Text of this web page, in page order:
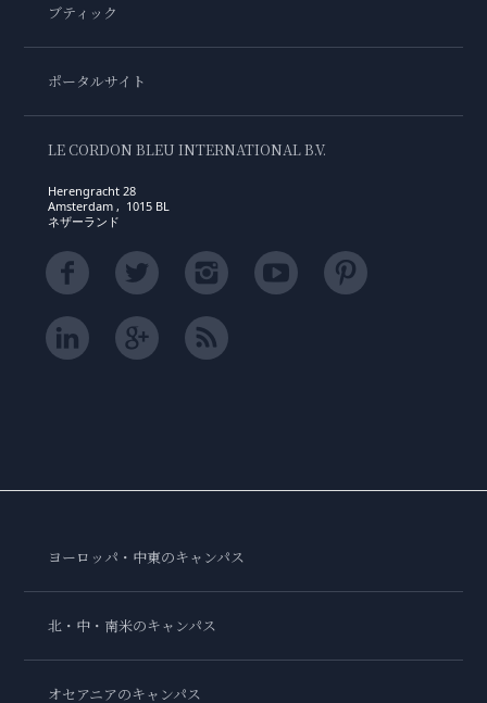
ブティック
ポータルサイト
LE CORDON BLEU INTERNATIONAL B.V.
Herengracht 28
Amsterdam , 1015 BL
ネザーランド
ヨーロッパ・中東のキャンパス
北・中・南米のキャンパス
オセアニアのキャンパス